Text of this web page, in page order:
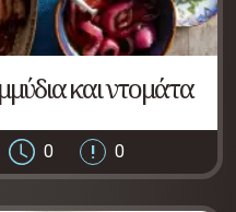
και ντομάτα
0 0